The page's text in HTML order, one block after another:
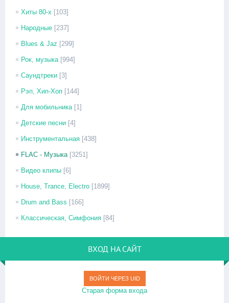
Хиты 80-х [103]
Народные [237]
Blues & Jaz [299]
Рок, музыка [994]
Саундтреки [3]
Рэп, Хип-Хоп [144]
Для мобильника [1]
Детские песни [4]
Инструментальная [438]
FLAC - Музыка [3251]
Видео клипы [6]
House, Trance, Electro [1899]
Drum and Bass [166]
Классическая, Симфония [84]
ВХОД НА САЙТ
ВОЙТИ ЧЕРЕЗ UID
Старая форма входа